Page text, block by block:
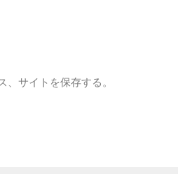
サイトを保存する。